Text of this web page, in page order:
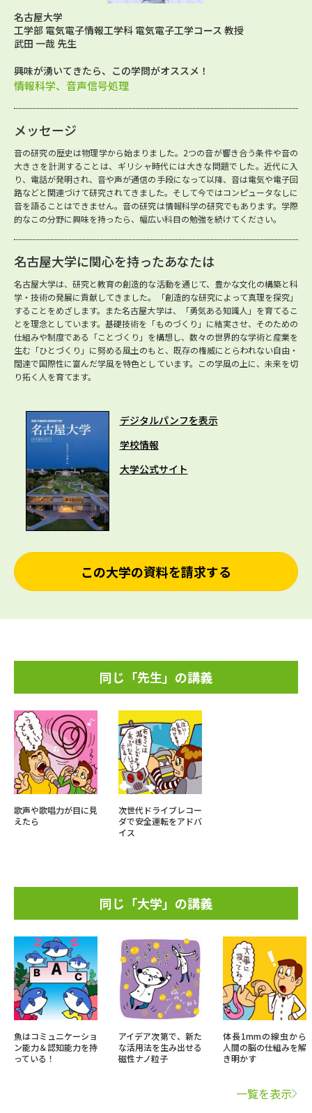
名古屋大学
工学部 電気電子情報工学科 電気電子工学コース 教授
武田 一哉 先生
興味が湧いてきたら、この学問がオススメ！
情報科学、音声信号処理
メッセージ
音の研究の歴史は物理学から始まりました。2つの音が響き合う条件や音の
大きさを計測することは、ギリシャ時代には大きな問題でした。近代に入
り、電話が発明され、音や声が通信の手段になって以降、音は電気や電子回
路などと関連づけて研究されてきました。そして今ではコンピュータなしに
音を語ることはできません。音の研究は情報科学の研究でもあります。学際
的なこの分野に興味を持ったら、幅広い科目の勉強を続けてください。
名古屋大学に関心を持ったあなたは
名古屋大学は、研究と教育の創造的な活動を通じて、豊かな文化の構築と科
学・技術の発展に貢献してきました。「創造的な研究によって真理を探究」
することをめざします。また名古屋大学は、「勇気ある知識人」を育てるこ
とを理念としています。基礎技術を「ものづくり」に結実させ、そのための
仕組みや制度である「ことづくり」を構想し、数々の世界的な学術と産業を
生む「ひとづくり」に努める風土のもと、既存の権威にとらわれない自由・
闊達で国際性に富んだ学風を特色としています。この学風の上に、未来を切
り拓く人を育てます。
デジタルパンフを表示
学校情報
大学公式サイト
この大学の資料を請求する
同じ「先生」の講義
歌声や歌唱力が目に見
えたら
次世代ドライブレコー
ダで安全運転をアドバ
イス
同じ「大学」の講義
魚はコミュニケーショ
ン能力＆認知能力を持
っている！
アイデア次第で、新た
な活用法を生み出せる
磁性ナノ粒子
体長1mmの線虫から
人間の脳の仕組みを解
き明かす
一覧を表示